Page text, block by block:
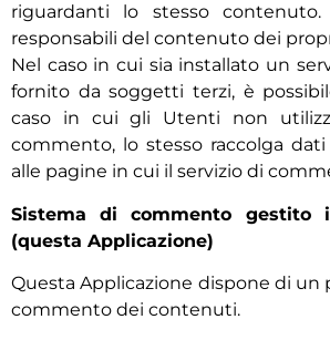
riguardanti lo stesso
responsabili del contenuto dei
Nel caso in cui sia installato un
fornito da soggetti terzi, è
caso in cui gli Utenti non
commento, lo stesso raccolga
alle pagine in cui il servizio di
Sistema di commento gestito
(questa Applicazione)
Questa Applicazione dispone di un
commento dei contenuti.